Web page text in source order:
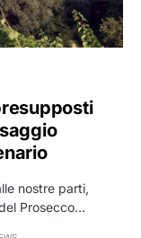
nostre parti,
Prosecco…